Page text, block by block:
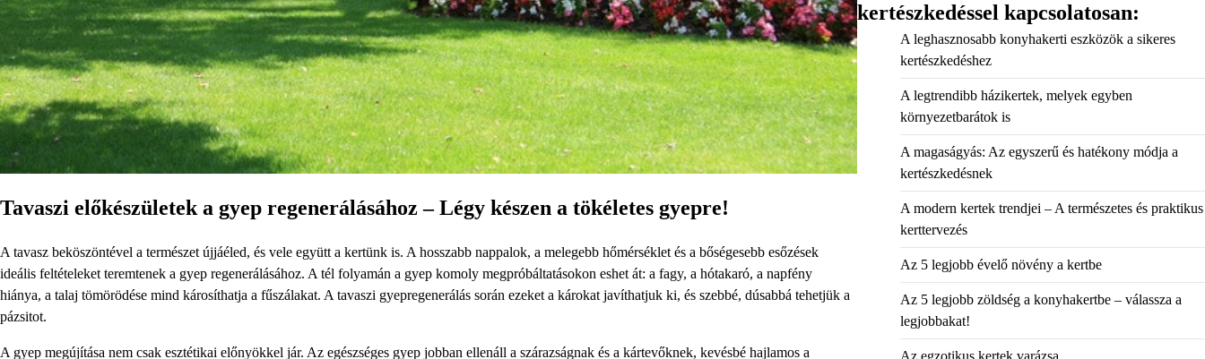
Tavaszi előkészületek a gyep regenerálásához – Légy készen a tökéletes gyepre!
A tavasz beköszöntével a természet újjáéled, és vele együtt a kertünk is. A hosszabb nappalok, a melegebb hőmérséklet és a bőségesebb esőzések
ideális feltételeket teremtenek a gyep regenerálásához. A tél folyamán a gyep komoly megpróbáltatásokon eshet át: a fagy, a hótakaró, a napfény
hiánya, a talaj tömörödése mind károsíthatja a fűszálakat. A tavaszi gyepregenerálás során ezeket a károkat javíthatjuk ki, és szebbé, dúsabbá tehetjük a
pázsitot.
A gyep megújítása nem csak esztétikai előnyökkel jár. Az egészséges gyep jobban ellenáll a szárazságnak és a kártevőknek, kevésbé hajlamos a
kertészkedéssel kapcsolatosan:
A leghasznosabb konyhakerti eszközök a sikeres
kertészkedéshez
A legtrendibb házikertek, melyek egyben
környezetbarátok is
A magaságyás: Az egyszerű és hatékony módja a
kertészkedésnek
A modern kertek trendjei – A természetes és praktikus
kerttervezés
Az 5 legjobb évelő növény a kertbe
Az 5 legjobb zöldség a konyhakertbe – válassza a
legjobbakat!